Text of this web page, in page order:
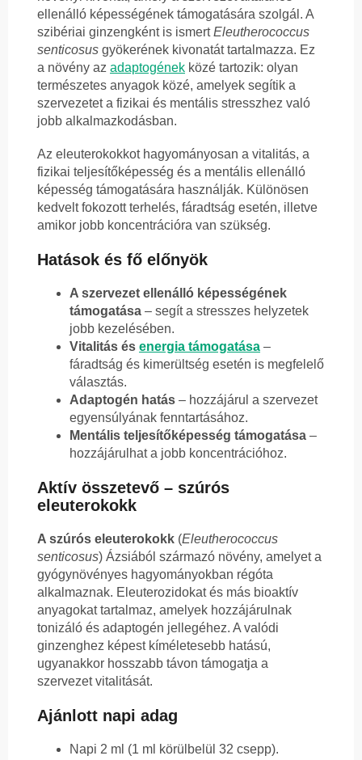
ellenálló képességének támogatására szolgál. A
szibériai ginzengként is ismertEleutherococcus
senticosus gyökerének kivonatát tartalmazza. Ez
a növény az adaptogének közé tartozik: olyan
természetes anyagok közé, amelyek segítik a
szervezetet a fizikai és mentális stresszhez való
jobb alkalmazkodásban.
Az eleuterokokkot hagyományosan a vitalitás, a
fizikai teljesítőképesség és a mentális ellenálló
képesség támogatására használják. Különösen
kedvelt fokozott terhelés, fáradtság esetén, illetve
amikor jobb koncentrációra van szükség.
Hatások és fő előnyök
A szervezet ellenálló képességének
támogatása – segít a stresszes helyzetek
jobb kezelésében.
Vitalitás és energia támogatása –
fáradtság és kimerültség esetén is megfelelő
választás.
Adaptogén hatás – hozzájárul a szervezet
egyensúlyának fenntartásához.
Mentális teljesítőképesség támogatása –
hozzájárulhat a jobb koncentrációhoz.
Aktív összetevő – szúrós
eleuterokokk
A szúrós eleuterokokk (Eleutherococcus
senticosus) Ázsiából származó növény, amelyet a
gyógynövényes hagyományokban régóta
alkalmaznak. Eleuterozidokat és más bioaktív
anyagokat tartalmaz, amelyek hozzájárulnak
tonizáló és adaptogén jellegéhez. A valódi
ginzenghez képest kíméletesebb hatású,
ugyanakkor hosszabb távon támogatja a
szervezet vitalitását.
Ajánlott napi adag
Napi 2 ml (1 ml körülbelül 32 csepp).